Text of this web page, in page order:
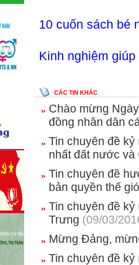
10 cuốn sách bé
Kinh nghiệm
CÁC TIN KHÁC
Chào mừng
đồng nhân dân
Tin chuyên đề kỷ
nhất đất nước và
Tin chuyên đề
bản quyền thế
Tin chuyên đề
Trưng (09/03/
Mừng Đảng,
Tin chuyên đề